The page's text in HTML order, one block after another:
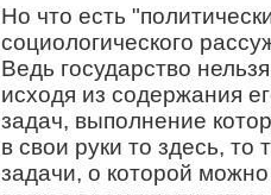
Но что есть
социологического
Ведь государство
исходя из содержания
задач, выполнение
в свои руки то здесь, то
задачи, о которой